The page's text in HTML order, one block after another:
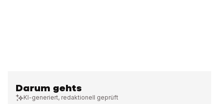
Darum gehts
KI-generiert, redaktionell geprüft